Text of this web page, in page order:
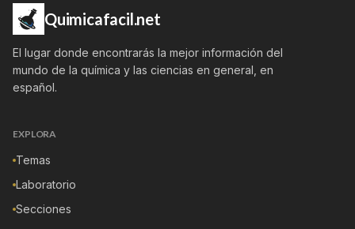
Quimicafacil.net
El lugar donde encontrarás la mejor información del
mundo de la química y las ciencias en general, en
español.
EXPLORA
Temas
Laboratorio
Secciones